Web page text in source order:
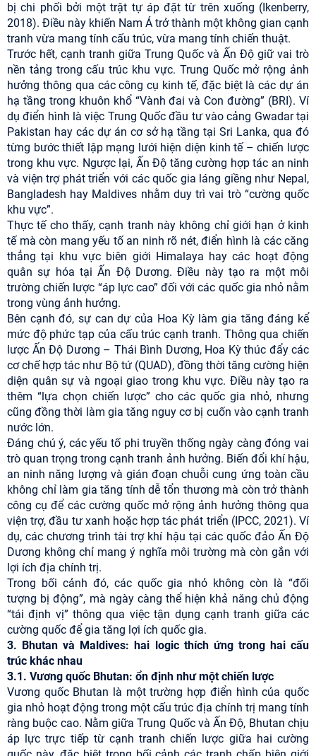
bị chi phối bởi một trật tự áp đặt từ trên xuống (Ikenberry,
2018). Điều này khiến Nam Á trở thành một không gian cạnh
tranh vừa mang tính cấu trúc, vừa mang tính chiến thuật.
Trước hết, cạnh tranh giữa Trung Quốc và Ấn Độ giữ vai trò
nền tảng trong cấu trúc khu vực. Trung Quốc mở rộng ảnh
hưởng thông qua các công cụ kinh tế, đặc biệt là các dự án
hạ tầng trong khuôn khổ “Vành đai và Con đường” (BRI). Ví
dụ điển hình là việc Trung Quốc đầu tư vào cảng Gwadar tại
Pakistan hay các dự án cơ sở hạ tầng tại Sri Lanka, qua đó
từng bước thiết lập mạng lưới hiện diện kinh tế – chiến lược
trong khu vực. Ngược lại, Ấn Độ tăng cường hợp tác an ninh
và viện trợ phát triển với các quốc gia láng giềng như Nepal,
Bangladesh hay Maldives nhằm duy trì vai trò “cường quốc
khu vực”.
Thực tế cho thấy, cạnh tranh này không chỉ giới hạn ở kinh
tế mà còn mang yếu tố an ninh rõ nét, điển hình là các căng
thẳng tại khu vực biên giới Himalaya hay các hoạt động
quân sự hóa tại Ấn Độ Dương. Điều này tạo ra một môi
trường chiến lược “áp lực cao” đối với các quốc gia nhỏ nằm
trong vùng ảnh hưởng.
Bên cạnh đó, sự can dự của Hoa Kỳ làm gia tăng đáng kể
mức độ phức tạp của cấu trúc cạnh tranh. Thông qua chiến
lược Ấn Độ Dương – Thái Bình Dương, Hoa Kỳ thúc đẩy các
cơ chế hợp tác như Bộ tứ (QUAD), đồng thời tăng cường hiện
diện quân sự và ngoại giao trong khu vực. Điều này tạo ra
thêm “lựa chọn chiến lược” cho các quốc gia nhỏ, nhưng
cũng đồng thời làm gia tăng nguy cơ bị cuốn vào cạnh tranh
nước lớn.
Đáng chú ý, các yếu tố phi truyền thống ngày càng đóng vai
trò quan trọng trong cạnh tranh ảnh hưởng. Biến đổi khí hậu,
an ninh năng lượng và gián đoạn chuỗi cung ứng toàn cầu
không chỉ làm gia tăng tính dễ tổn thương mà còn trở thành
công cụ để các cường quốc mở rộng ảnh hưởng thông qua
viện trợ, đầu tư xanh hoặc hợp tác phát triển (IPCC, 2021). Ví
dụ, các chương trình tài trợ khí hậu tại các quốc đảo Ấn Độ
Dương không chỉ mang ý nghĩa môi trường mà còn gắn với
lợi ích địa chính trị.
Trong bối cảnh đó, các quốc gia nhỏ không còn là “đối
tượng bị động”, mà ngày càng thể hiện khả năng chủ động
“tái định vị” thông qua việc tận dụng cạnh tranh giữa các
cường quốc để gia tăng lợi ích quốc gia.
3. Bhutan và Maldives: hai logic thích ứng trong hai cấu
trúc khác nhau
3.1. Vương quốc Bhutan: ổn định như một chiến lược
Vương quốc Bhutan là một trường hợp điển hình của quốc
gia nhỏ hoạt động trong một cấu trúc địa chính trị mang tính
ràng buộc cao. Nằm giữa Trung Quốc và Ấn Độ, Bhutan chịu
áp lực trực tiếp từ cạnh tranh chiến lược giữa hai cường